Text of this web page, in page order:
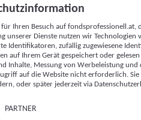
Messung von Werbeleistung
sowie Zielgruppenforschung.
Online-Kennungen (z. B. login-
Kennungen,
zusammen mit anderen
Browserinformationen,
Technologien usw.) auf
dort ausgelesen werden, um es
es eine App oder einer Webseite
mehrere der hier aufgeführten
für Ihren Besuch auf
unserer Dienste nutzen wir Technologien
Identifikatoren, zufällig zugewiesene
auf Ihrem Gerät gespeichert oder
Inhalte, Messung von Werbeleistung
auf die Website nicht erforderlich.
oder später jederzeit via
PARTNER